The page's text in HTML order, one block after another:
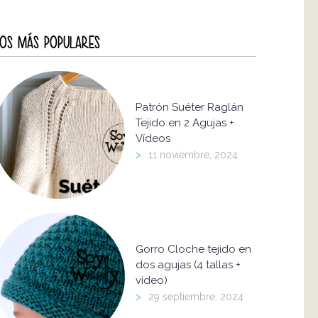
MÁS POPULARES
Patrón Suéter Raglán
Tejido en 2 Agujas +
Vídeos
> 11 noviembre, 2024
Gorro Cloche tejido en
dos agujas (4 tallas +
video)
> 29 septiembre, 2024